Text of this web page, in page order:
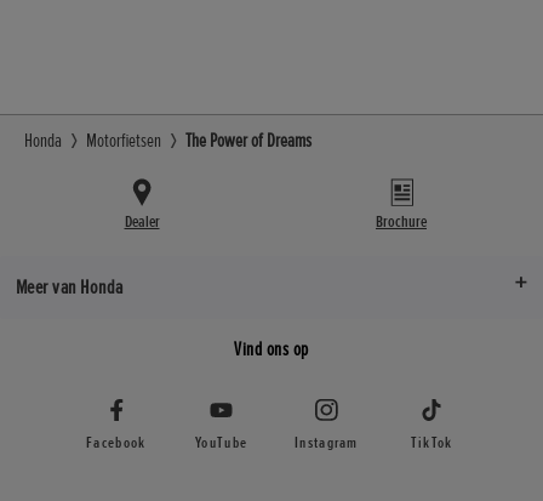
Honda Motorfietsen The Power of Dreams
Dealer Brochure
Meer van Honda
Vind ons op
Facebook YouTube Instagram TikTok